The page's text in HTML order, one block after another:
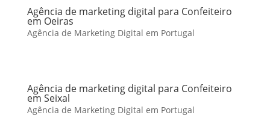
Agência de marketing digital para Confeiteiro
em Oeiras
Agência de Marketing Digital em Portugal
Agência de marketing digital para Confeiteiro
em Seixal
Agência de Marketing Digital em Portugal